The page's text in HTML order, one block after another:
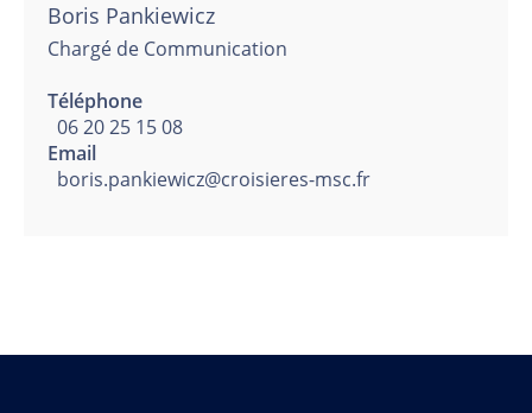
Boris Pankiewicz
Chargé de Communication
Téléphone
06 20 25 15 08
Email
boris.pankiewicz@croisieres-msc.fr